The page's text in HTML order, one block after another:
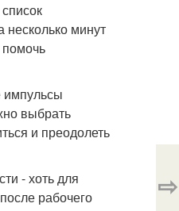
несколько минут
импульсы
выбрать
и преодолеть
- хоть для
рабочего
⇨